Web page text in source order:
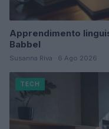
Apprendimento
Babbel
Susanna Riva · 6 Ago 2026
TECH